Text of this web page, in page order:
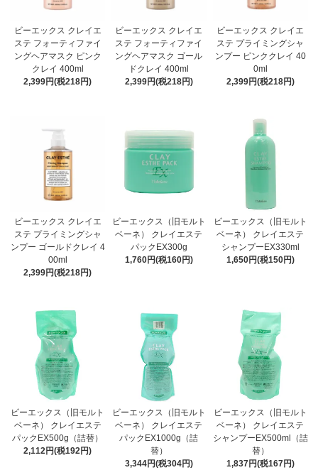
ビーエックス クレイエ
ステ フォーティファイ
ングヘアマスク ピンク
クレイ 400ml
2,399円(税218円)
ビーエックス クレイエ
ステ フォーティファイ
ングヘアマスク ゴール
ドクレイ 400ml
2,399円(税218円)
ビーエックス クレイエ
ステ プライミングシャ
ンプー ピンククレイ 40
0ml
2,399円(税218円)
ビーエックス クレイエ
ステ プライミングシャ
ンプー ゴールドクレイ 4
00ml
2,399円(税218円)
ビーエックス（旧モルト
ベーネ） クレイエステ
パックEX300g
1,760円(税160円)
ビーエックス（旧モルト
ベーネ） クレイエステ
シャンプーEX330ml
1,650円(税150円)
ビーエックス（旧モルト
ベーネ） クレイエステ
パックEX500g（詰替）
2,112円(税192円)
ビーエックス（旧モルト
ベーネ） クレイエステ
パックEX1000g（詰
替）
3,344円(税304円)
ビーエックス（旧モルト
ベーネ） クレイエステ
シャンプーEX500ml（詰
替）
1,837円(税167円)